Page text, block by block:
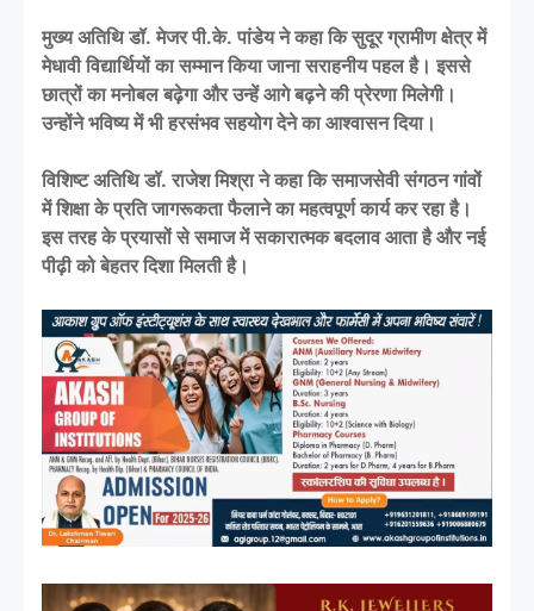
मुख्य अतिथि डॉ. मेजर पी.के. पांडेय ने कहा कि सुदूर ग्रामीण क्षेत्र में
मेधावी विद्यार्थियों का सम्मान किया जाना सराहनीय पहल है। इससे
छात्रों का मनोबल बढ़ेगा और उन्हें आगे बढ़ने की प्रेरणा मिलेगी।
उन्होंने भविष्य में भी हरसंभव सहयोग देने का आश्वासन दिया।
विशिष्ट अतिथि डॉ. राजेश मिश्रा ने कहा कि समाजसेवी संगठन गांवों
में शिक्षा के प्रति जागरूकता फैलाने का महत्वपूर्ण कार्य कर रहा है।
इस तरह के प्रयासों से समाज में सकारात्मक बदलाव आता है और नई
पीढ़ी को बेहतर दिशा मिलती है।